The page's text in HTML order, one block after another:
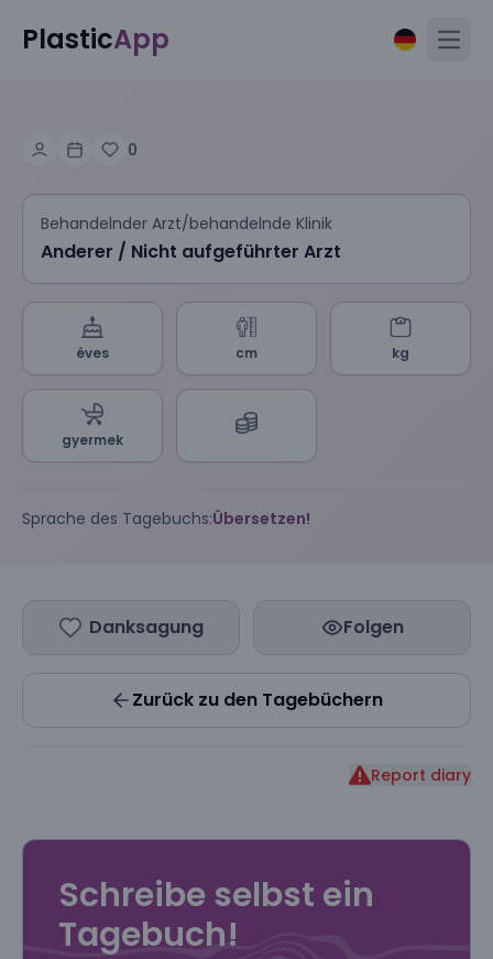
PlasticApp
0
Behandelnder Arzt/behandelnde Klinik
Anderer / Nicht aufgeführter Arzt
éves cm kg
gyermek
Sprache des Tagebuchs:Übersetzen!
Danksagung Folgen
Zurück zu den Tagebüchern
Report diary
Schreibe selbst ein
Tagebuch!